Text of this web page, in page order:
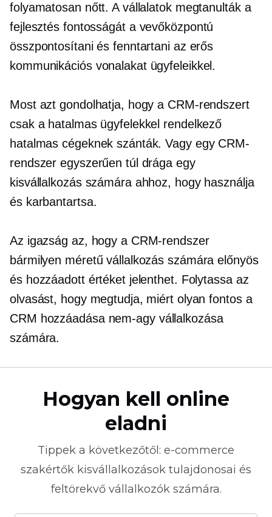
folyamatosan nőtt. A vállalatok megtanulták a
fejlesztés fontosságát a vevőközpontú
összpontosítani és fenntartani az erős
kommunikációs vonalakat ügyfeleikkel.
Most azt gondolhatja, hogy a CRM-rendszert
csak a hatalmas ügyfelekkel rendelkező
hatalmas cégeknek szánták. Vagy egy CRM-
rendszer egyszerűen túl drága egy
kisvállalkozás számára ahhoz, hogy használja
és karbantartsa.
Az igazság az, hogy a CRM-rendszer
bármilyen méretű vállalkozás számára előnyös
és hozzáadott értéket jelenthet. Folytassa az
olvasást, hogy megtudja, miért olyan fontos a
CRM hozzáadása nem-agyvállalkozása
számára.
Hogyan kell online
eladni
Tippek a következőtől: e-commerce
szakértők kisvállalkozások tulajdonosai és
feltörekvő vállalkozók számára.